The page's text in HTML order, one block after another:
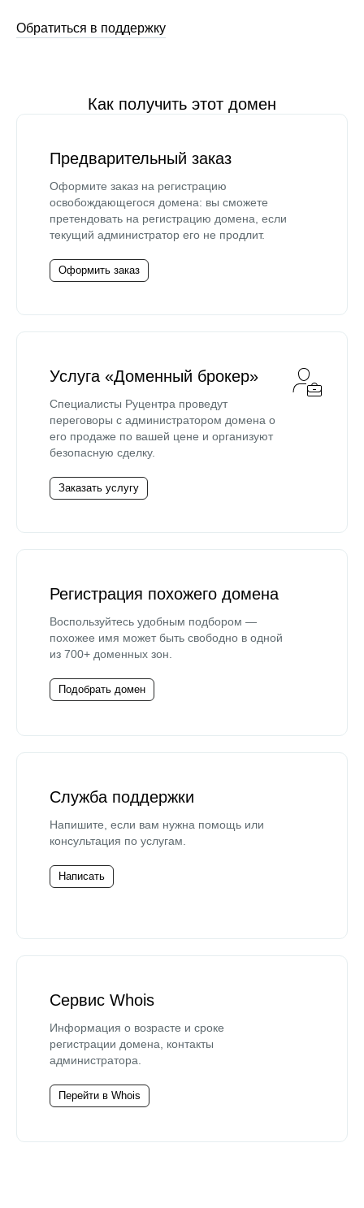
Обратиться в поддержку
Как получить этот домен
Предварительный заказ
Оформите заказ на регистрацию
освобождающегося домена: вы сможете
претендовать на регистрацию домена, если
текущий администратор его не продлит.
Оформить заказ
Услуга «Доменный брокер»
Специалисты Руцентра проведут
переговоры с администратором домена о
его продаже по вашей цене и организуют
безопасную сделку.
Заказать услугу
Регистрация похожего домена
Воспользуйтесь удобным подбором —
похожее имя может быть свободно в одной
из 700+ доменных зон.
Подобрать домен
Служба поддержки
Напишите, если вам нужна помощь или
консультация по услугам.
Написать
Сервис Whois
Информация о возрасте и сроке
регистрации домена, контакты
администратора.
Перейти в Whois